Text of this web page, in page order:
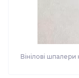
Вінілові шпалери